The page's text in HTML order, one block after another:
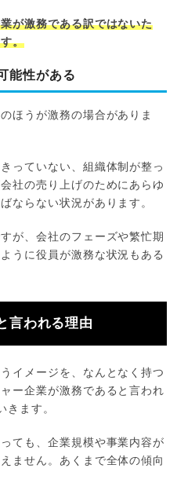
が激務である訳ではないた
。
能性がある
ほうが激務の場合がありま
っていない、組織体制が整っ
社の売り上げのためにあらゆ
ならない状況があります。
が、会社のフェーズや繁忙期
うに役員が激務な状況もある
言われる理由
イメージを、なんとなく持つ
ー企業が激務であると言われ
きます。
ても、企業規模や事業内容が
ません。あくまで全体の傾向